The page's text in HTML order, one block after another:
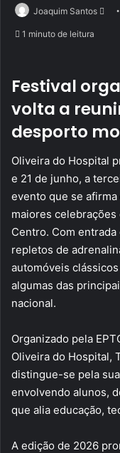
Joaquim Santos
1 minuto de leitura
Festival
volta a
desporto
Oliveira do Hospital
e 21 de junho, a
evento que se afirma
maiores
Centro. Com
repletos de
automóveis
algumas das
nacional.
Organizado pela
Oliveira do Hospital,
distingue-se pela
envolvendo alunos,
que alia educação,
A edição de 2026